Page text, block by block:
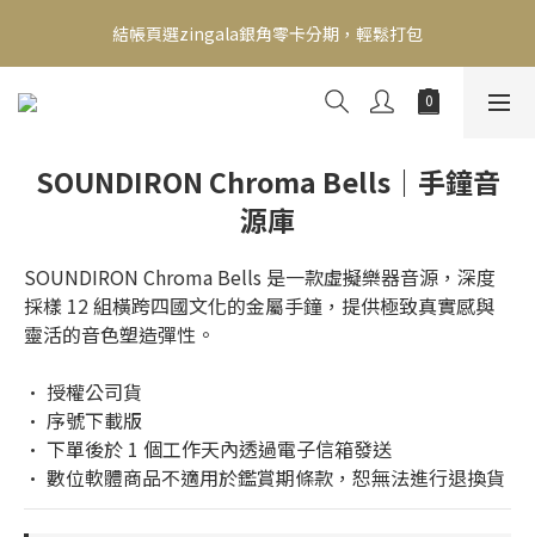
新會員送500！滿額最高回饋2000，刷卡最高12期零利率，馬上了
解👉
結帳頁選zingala銀角零卡分期，輕鬆打包
新會員送500！滿額最高回饋2000，刷卡最高12期零利率，馬上了
SOUNDIRON Chroma Bells｜手鐘音
源庫
SOUNDIRON Chroma Bells 是一款虛擬樂器音源，深度
採樣 12 組橫跨四國文化的金屬手鐘，提供極致真實感與
靈活的音色塑造彈性。
• 授權公司貨
• 序號下載版
• 下單後於 1 個工作天內透過電子信箱發送
• 數位軟體商品不適用於鑑賞期條款，恕無法進行退換貨